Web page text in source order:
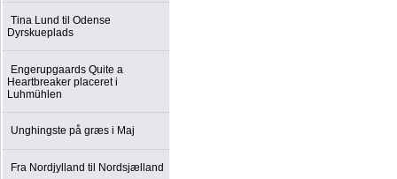
Tina Lund til Odense
Dyrskueplads
Engerupgaards Quite a
Heartbreaker placeret i
Luhmühlen
Unghingste på græs i Maj
Fra Nordjylland til Nordsjælland